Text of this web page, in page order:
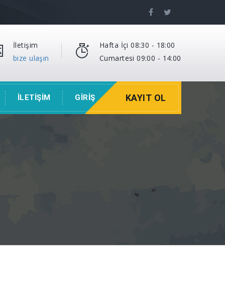
İletişim
bize ulaşın
Hafta İçi 08:30 - 18:00
Cumartesi 09:00 - 14:00
İLETİŞİM GİRİŞ KAYIT OL